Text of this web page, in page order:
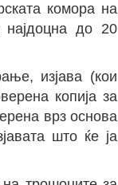
комора на
најдоцна до 20
изјава (кои
копија за
врз основа
што ќе ја